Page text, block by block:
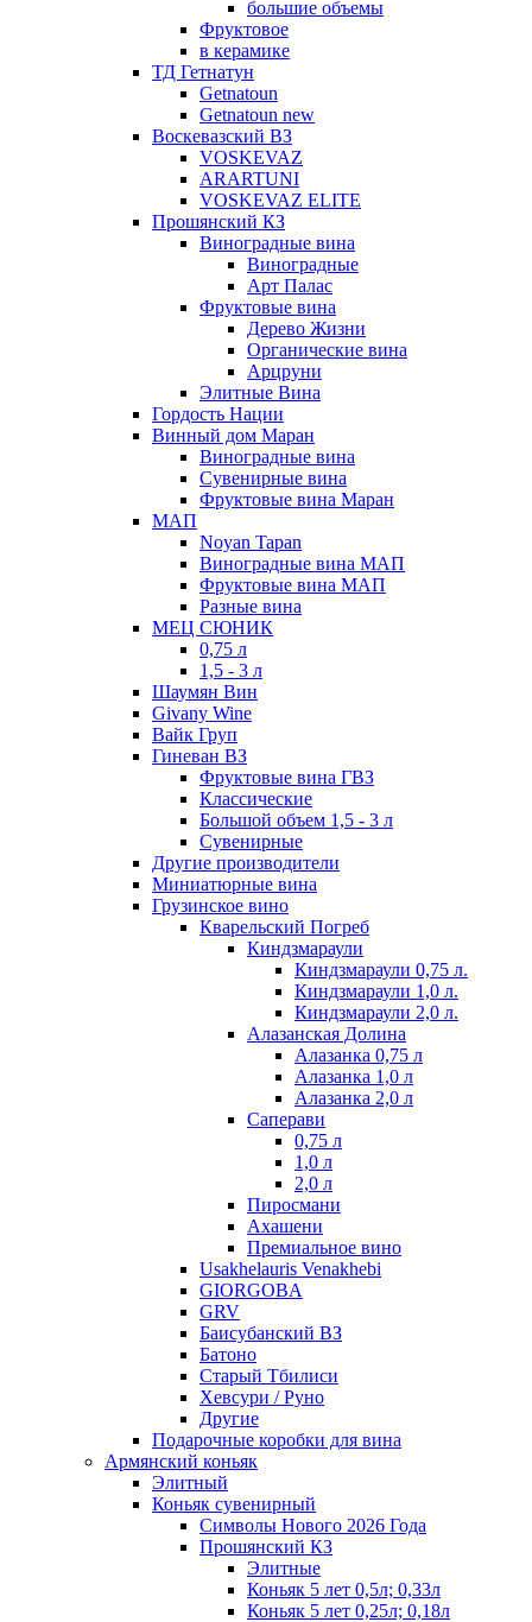
большие объемы
Фруктовое
в керамике
ТД Гетнатун
Getnatoun
Getnatoun new
Воскевазский ВЗ
VOSKEVAZ
ARARTUNI
VOSKEVAZ ELITE
Прошянский КЗ
Виноградные вина
Виноградные
Арт Палас
Фруктовые вина
Дерево Жизни
Органические вина
Арцруни
Элитные Вина
Гордость Нации
Винный дом Маран
Виноградные вина
Сувенирные вина
Фруктовые вина Маран
МАП
Noyan Tapan
Виноградные вина МАП
Фруктовые вина МАП
Разные вина
МЕЦ СЮНИК
0,75 л
1,5 - 3 л
Шаумян Вин
Givany Wine
Вайк Груп
Гиневан ВЗ
Фруктовые вина ГВЗ
Классические
Большой объем 1,5 - 3 л
Сувенирные
Другие производители
Миниатюрные вина
Грузинское вино
Кварельский Погреб
Киндзмараули
Киндзмараули 0,75 л.
Киндзмараули 1,0 л.
Киндзмараули 2,0 л.
Алазанская Долина
Алазанка 0,75 л
Алазанка 1,0 л
Алазанка 2,0 л
Саперави
0,75 л
1,0 л
2,0 л
Пиросмани
Ахашени
Премиальное вино
Usakhelauris Venakhebi
GIORGOBA
GRV
Баисубанский ВЗ
Батоно
Старый Тбилиси
Хевсури / Руно
Другие
Подарочные коробки для вина
Армянский коньяк
Элитный
Коньяк сувенирный
Символы Нового 2026 Года
Прошянский КЗ
Элитные
Коньяк 5 лет 0,5л; 0,33л
Коньяк 5 лет 0,25л; 0,18л